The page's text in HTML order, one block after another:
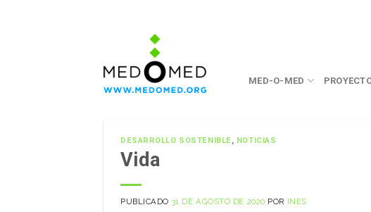
MED-O-MED
DESARROLLO SOSTENIBLE, NOTICIAS
Vida
PUBLICADO 31 DE AGOSTO DE 2020 POR INES